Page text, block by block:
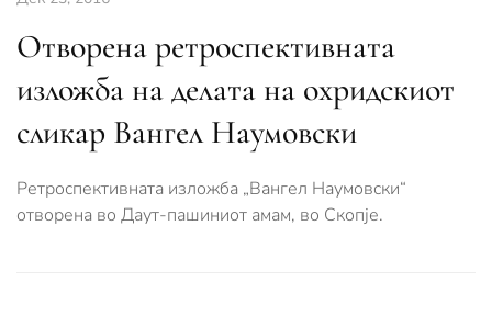
Отворена ретроспективната
изложба на делата на охридскиот
сликар Вангел Наумовски
Ретроспективната изложба „Вангел Наумовски“
отворена во Даут-пашиниот амам, во Скопје.